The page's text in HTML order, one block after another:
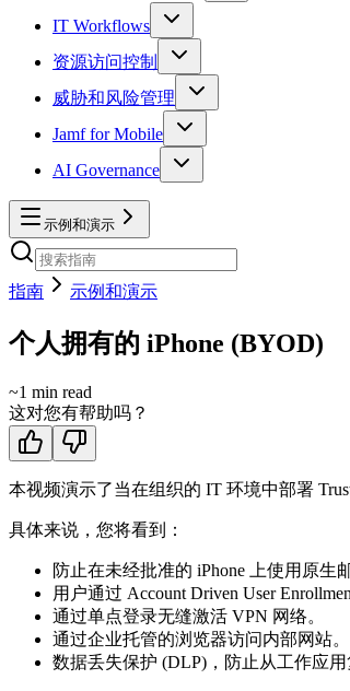
IT Workflows
资源访问控制
威胁和风险管理
Jamf for Mobile
AI Governance
示例和演示
指南 示例和演示
个人拥有的 iPhone (BYOD)
~1 min read
这对您有帮助吗？
本视频演示了当在组织的 IT 环境中部署
具体来说，您将看到：
防止在未经批准的 iPhone 上使用原生
用户通过 Account Driven User
通过单点登录无缝激活 VPN 网络。
通过企业托管的浏览器访问内部网站。
数据丢失保护 (DLP)，防止从工作应